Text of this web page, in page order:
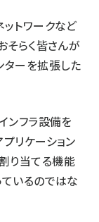
ットワークなど
そらく皆さんが
ターを拡張した
ンフラ設備を
リケーション
り当てる機能
ているのではな